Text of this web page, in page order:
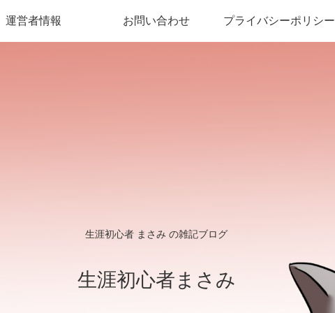
生涯初心者 まさみ の雑記ブログ
生涯初心者まさみ
運営者情報 お問い合わせ プライバシーポリシー